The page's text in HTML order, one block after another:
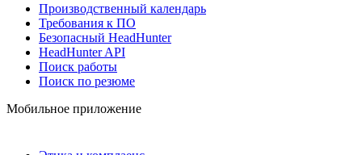
Производственный календарь
Требования к ПО
Безопасный HeadHunter
HeadHunter API
Поиск работы
Поиск по резюме
Мобильное приложение